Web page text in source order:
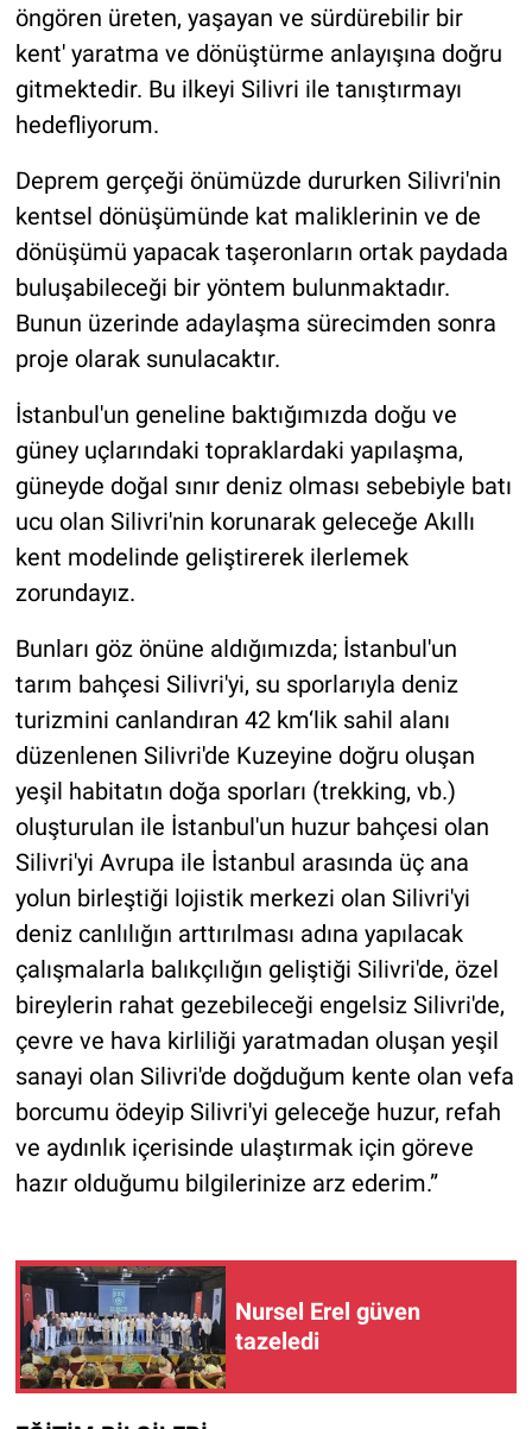
öngören üreten, yaşayan ve sürdürebilir bir
kent' yaratma ve dönüştürme anlayışına doğru
gitmektedir. Bu ilkeyi Silivri ile tanıştırmayı
hedefliyorum.
Deprem gerçeği önümüzde dururken Silivri'nin
kentsel dönüşümünde kat maliklerinin ve de
dönüşümü yapacak taşeronların ortak paydada
buluşabileceği bir yöntem bulunmaktadır.
Bunun üzerinde adaylaşma sürecimden sonra
proje olarak sunulacaktır.
İstanbul'un geneline baktığımızda doğu ve
güney uçlarındaki topraklardaki yapılaşma,
güneyde doğal sınır deniz olması sebebiyle batı
ucu olan Silivri'nin korunarak geleceğe Akıllı
kent modelinde geliştirerek ilerlemek
zorundayız.
Bunları göz önüne aldığımızda; İstanbul'un
tarım bahçesi Silivri'yi, su sporlarıyla deniz
turizmini canlandıran 42 km‘lik sahil alanı
düzenlenen Silivri'de Kuzeyine doğru oluşan
yeşil habitatın doğa sporları (trekking, vb.)
oluşturulan ile İstanbul'un huzur bahçesi olan
Silivri'yi Avrupa ile İstanbul arasında üç ana
yolun birleştiği lojistik merkezi olan Silivri'yi
deniz canlılığın arttırılması adına yapılacak
çalışmalarla balıkçılığın geliştiği Silivri'de, özel
bireylerin rahat gezebileceği engelsiz Silivri'de,
çevre ve hava kirliliği yaratmadan oluşan yeşil
sanayi olan Silivri'de doğduğum kente olan vefa
borcumu ödeyip Silivri'yi geleceğe huzur, refah
ve aydınlık içerisinde ulaştırmak için göreve
hazır olduğumu bilgilerinize arz ederim.”
Nursel Erel güven
tazeledi